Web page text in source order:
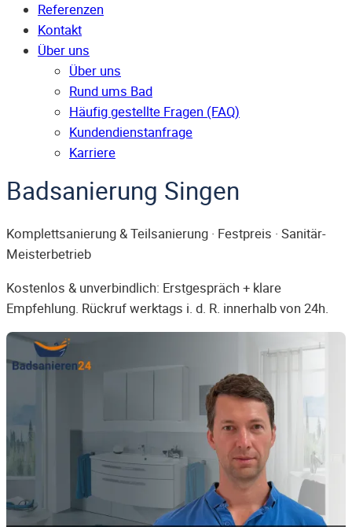
Referenzen
Kontakt
Über uns
Über uns
Rund ums Bad
Häufig gestellte Fragen (FAQ)
Kunden­dienst­anfrage
Karriere
Badsanierung Singen
Komplettsanierung & Teilsanierung · Festpreis · Sanitär-
Meisterbetrieb
Kostenlos & unverbindlich: Erstgespräch + klare
Empfehlung. Rückruf werktags i. d. R. innerhalb von 24h.